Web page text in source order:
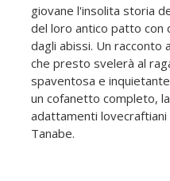
giovane l'insolita storia
del loro antico patto con
dagli abissi. Un racconto
che presto svelerà al
spaventosa e
un cofanetto completo,
adattamenti
Tanabe.